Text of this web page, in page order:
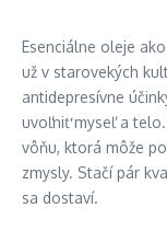
Esenciálne oleje
už v starovekých
antidepresívne
uvoľniť myseľ a
vôňu, ktorá môže
zmysly. Stačí pár
sa dostaví.